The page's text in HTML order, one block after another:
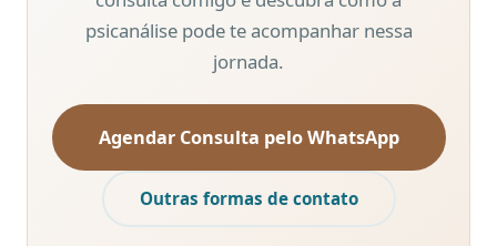
psicanálise pode te acompanhar nessa
jornada.
Agendar Consulta pelo WhatsApp
Outras formas de contato